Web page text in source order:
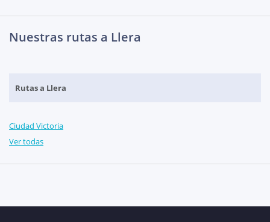
Nuestras rutas a Llera
Rutas a Llera
Ciudad Victoria
Ver todas